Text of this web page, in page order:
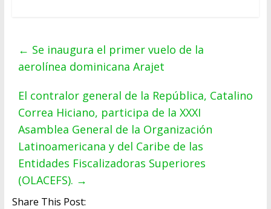
← Se inaugura el primer vuelo de la
aerolínea dominicana Arajet
El contralor general de la República, Catalino
Correa Hiciano, participa de la XXXI
Asamblea General de la Organización
Latinoamericana y del Caribe de las
Entidades Fiscalizadoras Superiores
(OLACEFS). →
Share This Post: